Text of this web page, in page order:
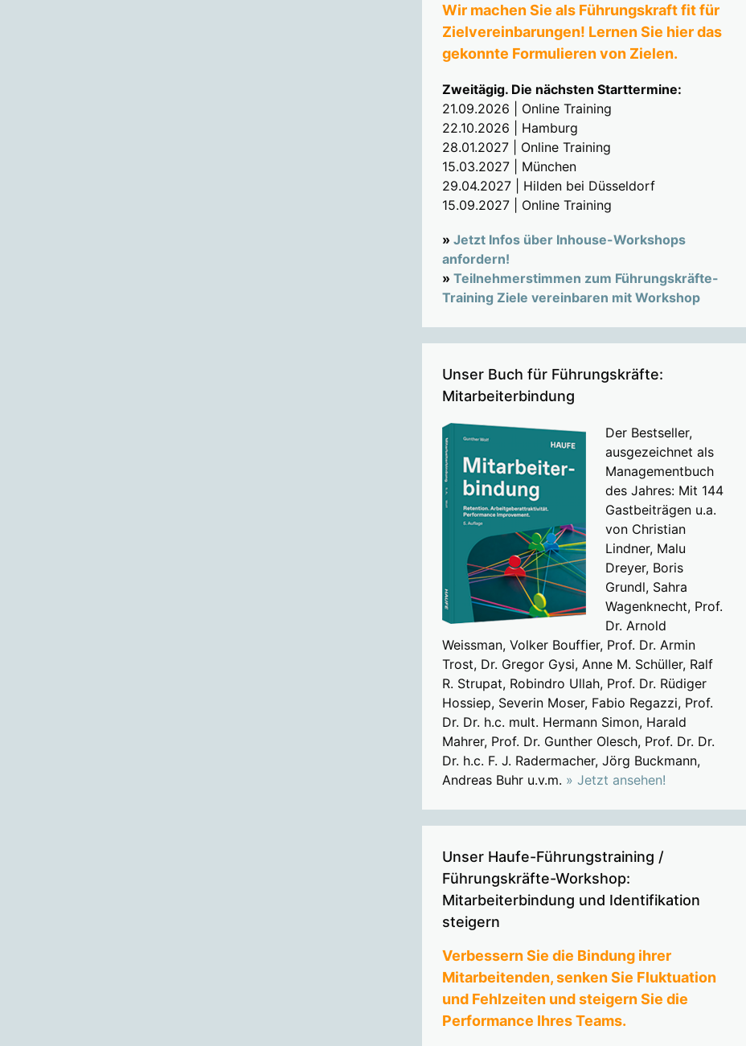
Wir machen Sie als Führungskraft fit für
Zielvereinbarungen! Lernen Sie hier das
gekonnte Formulieren von Zielen.
Zweitägig. Die nächsten Starttermine:
21.09.2026 | Online Training
22.10.2026 | Hamburg
28.01.2027 | Online Training
15.03.2027 | München
29.04.2027 | Hilden bei Düsseldorf
15.09.2027 | Online Training
» Jetzt Infos über Inhouse-Workshops
anfordern!
» Teilnehmerstimmen zum Führungskräfte-
Training Ziele vereinbaren mit Workshop
Unser Buch für Führungskräfte:
Mitarbeiterbindung
Der Bestseller,
ausgezeichnet als
Managementbuch
des Jahres: Mit 144
Gastbeiträgen u.a.
von Christian
Lindner, Malu
Dreyer, Boris
Grundl, Sahra
Wagenknecht, Prof.
Dr. Arnold
Weissman, Volker Bouffier, Prof. Dr. Armin
Trost, Dr. Gregor Gysi, Anne M. Schüller, Ralf
R. Strupat, Robindro Ullah, Prof. Dr. Rüdiger
Hossiep, Severin Moser, Fabio Regazzi, Prof.
Dr. Dr. h.c. mult. Hermann Simon, Harald
Mahrer, Prof. Dr. Gunther Olesch, Prof. Dr. Dr.
Dr. h.c. F. J. Radermacher, Jörg Buckmann,
Andreas Buhr u.v.m. » Jetzt ansehen!
Unser Haufe-Führungstraining /
Führungskräfte-Workshop:
Mitarbeiterbindung und Identifikation
steigern
Verbessern Sie die Bindung ihrer
Mitarbeitenden, senken Sie Fluktuation
und Fehlzeiten und steigern Sie die
Performance Ihres Teams.